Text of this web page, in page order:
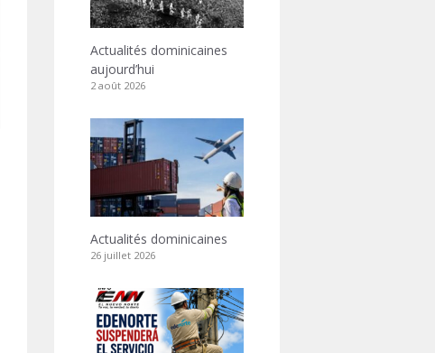
Actualités dominicaines
aujourd’hui
2 août 2026
Actualités dominicaines
26 juillet 2026